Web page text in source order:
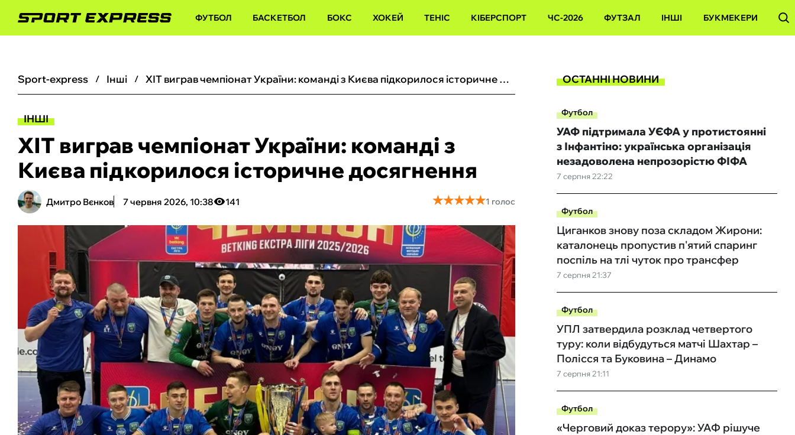
ФУТБОЛ БАСКЕТБОЛ БОКС ХОКЕЙ ТЕНІС КІБЕРСПОРТ ЧС-2026 ФУТЗАЛ ІНШІ БУКМЕКЕРИ
sport-express інші ХІТ виграв чемпіонат України: команді з Києва підкорилося історичне досягнення
ІНШІ
ХІТ виграв чемпіонат України: команді з
Києва підкорилося історичне досягнення
Дмитро Вєнков 7 червня 2026, 10:38 141 ★★★★★
★★★★★1 голос
ОСТАННІ НОВИНИ
Футбол
7 серпня 22:22
УАФ підтримала УЄФА у протистоянні
з Інфантіно: українська організація
незадоволена непрозорістю ФІФА
Футбол
7 серпня 21:37
Циганков знову поза складом Жирони:
каталонець пропустив п'ятий спаринг
поспіль на тлі чуток про трансфер
Футбол
7 серпня 21:11
УПЛ затвердила розклад четвертого
туру: коли відбудуться матчі Шахтар –
Полісся та Буковина – Динамо
Футбол
«Черговий доказ терору»: УАФ рішуче